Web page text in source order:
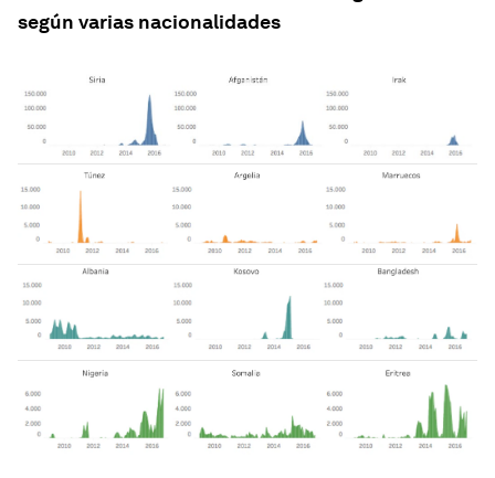
según varias nacionalidades